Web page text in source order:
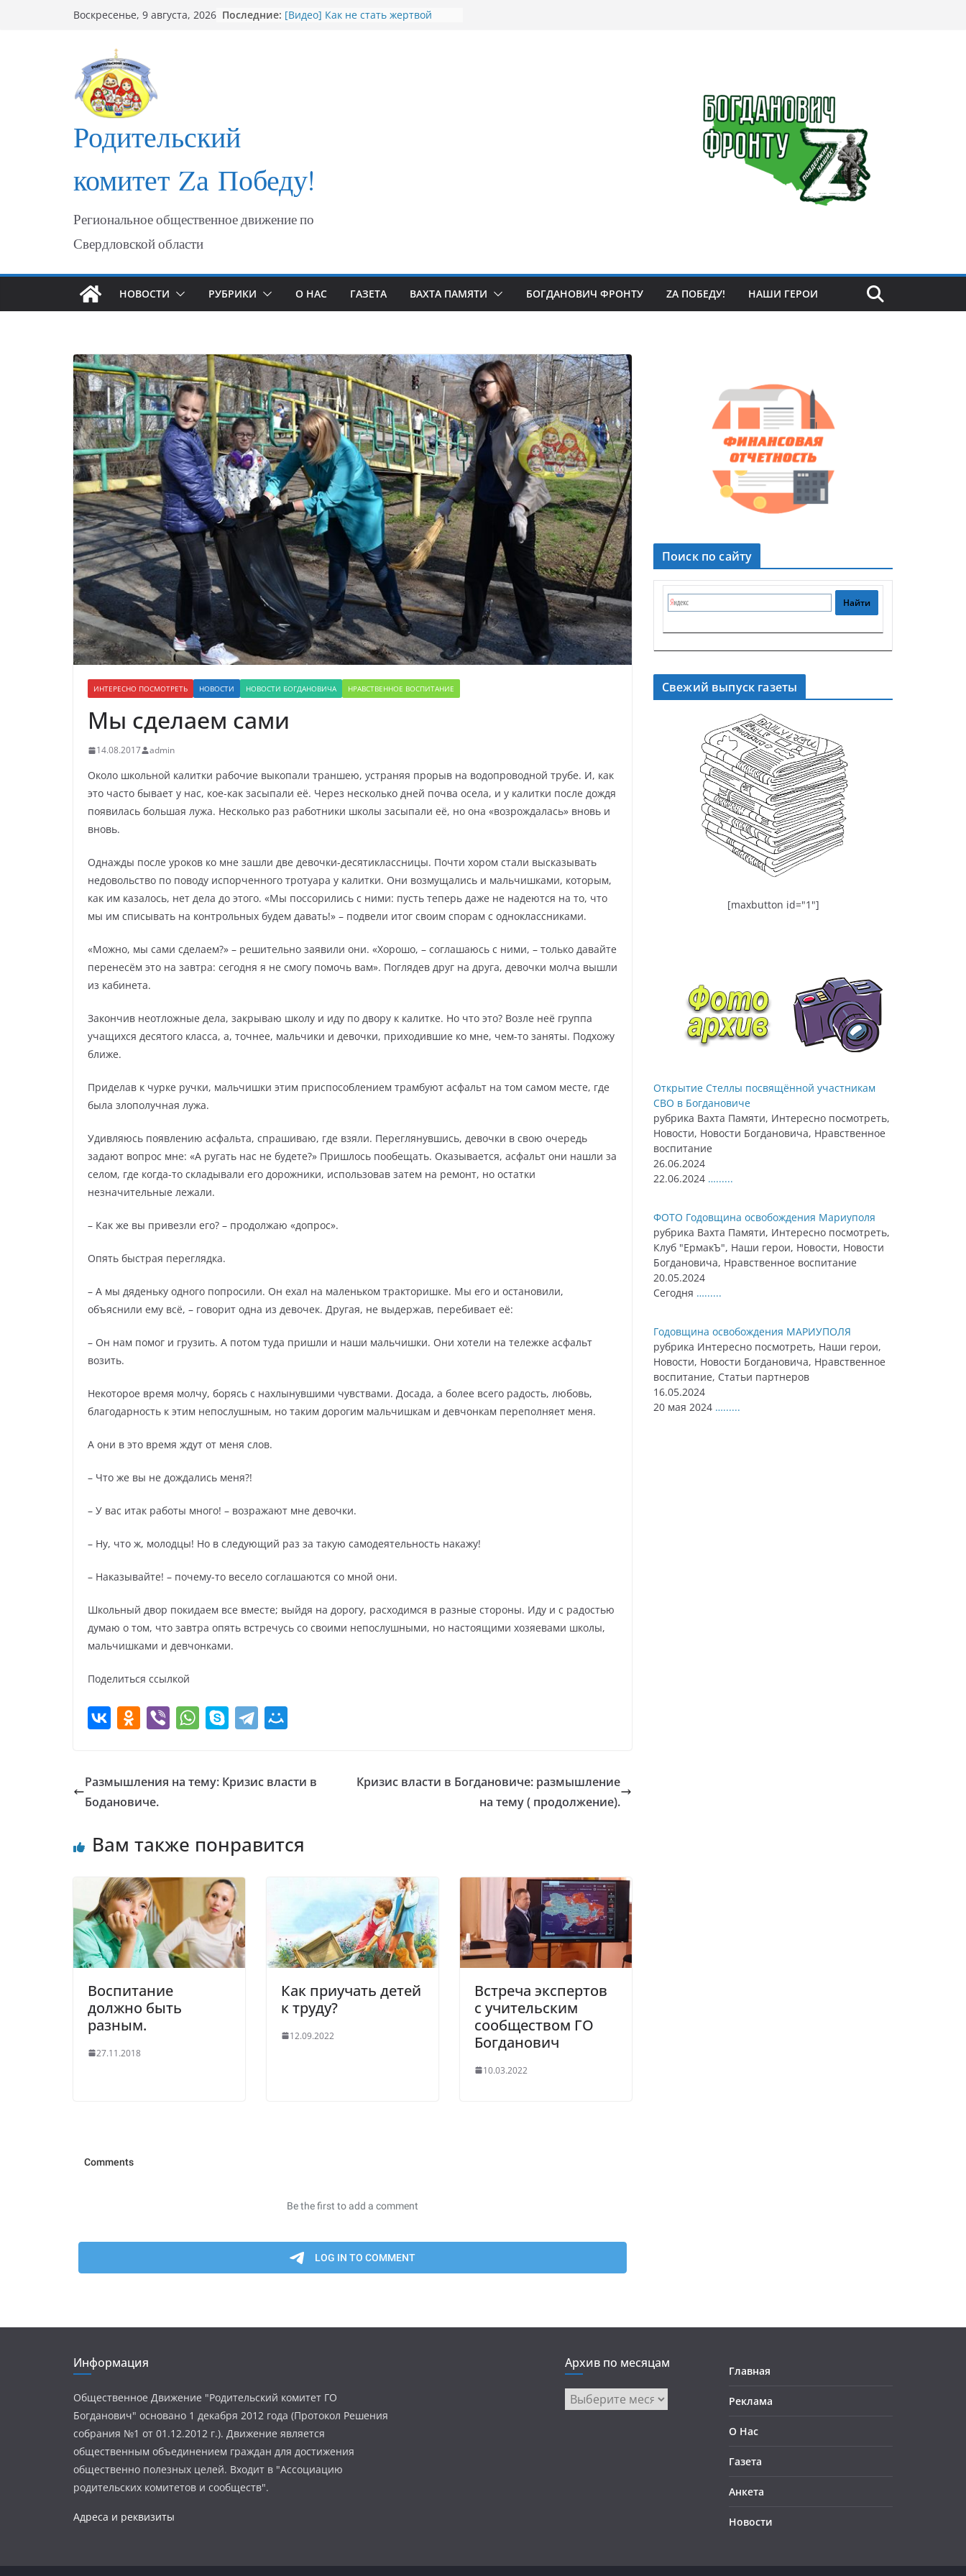
Воскресенье, 9 августа, 2026 Последние: [Видео] Как не стать жертвой
Родительский
комитет Zа Победу!
Региональное общественное движение по
Свердловской области
НОВОСТИ РУБРИКИ О НАС ГАЗЕТА ВАХТА ПАМЯТИ БОГДАНОВИЧ ФРОНТУ ZА ПОБЕДУ! НАШИ ГЕРОИ
ИНТЕРЕСНО ПОСМОТРЕТЬ НОВОСТИ НОВОСТИ БОГДАНОВИЧА НРАВСТВЕННОЕ ВОСПИТАНИЕ
Мы сделаем сами
14.08.2017 admin
Около школьной калитки рабочие выкопали траншею, устраняя прорыв на водопроводной трубе. И, как
это часто бывает у нас, кое-как засыпали её. Через несколько дней почва осела, и у калитки после дождя
появилась большая лужа. Несколько раз работники школы засыпали её, но она «возрождалась» вновь и
вновь.
Однажды после уроков ко мне зашли две девочки-десятиклассницы. Почти хором стали высказывать
недовольство по поводу испорченного тротуара у калитки. Они возмущались и мальчишками, которым,
как им казалось, нет дела до этого. «Мы поссорились с ними: пусть теперь даже не надеются на то, что
мы им списывать на контрольных будем давать!» – подвели итог своим спорам с одноклассниками.
«Можно, мы сами сделаем?» – решительно заявили они. «Хорошо, – соглашаюсь с ними, – только давайте
перенесём это на завтра: сегодня я не смогу помочь вам». Поглядев друг на друга, девочки молча вышли
из кабинета.
Закончив неотложные дела, закрываю школу и иду по двору к калитке. Но что это? Возле неё группа
учащихся десятого класса, а, точнее, мальчики и девочки, приходившие ко мне, чем-то заняты. Подхожу
ближе.
Приделав к чурке ручки, мальчишки этим приспособлением трамбуют асфальт на том самом месте, где
была злополучная лужа.
Удивляюсь появлению асфальта, спрашиваю, где взяли. Переглянувшись, девочки в свою очередь
задают вопрос мне: «А ругать нас не будете?» Пришлось пообещать. Оказывается, асфальт они нашли за
селом, где когда-то складывали его дорожники, использовав затем на ремонт, но остатки
незначительные лежали.
– Как же вы привезли его? – продолжаю «допрос».
Опять быстрая переглядка.
– А мы дяденьку одного попросили. Он ехал на маленьком тракторишке. Мы его и остановили,
объяснили ему всё, – говорит одна из девочек. Другая, не выдержав, перебивает её:
– Он нам помог и грузить. А потом туда пришли и наши мальчишки. Они хотели на тележке асфальт
возить.
Некоторое время молчу, борясь с нахлынувшими чувствами. Досада, а более всего радость, любовь,
благодарность к этим непослушным, но таким дорогим мальчишкам и девчонкам переполняет меня.
А они в это время ждут от меня слов.
– Что же вы не дождались меня?!
– У вас итак работы много! – возражают мне девочки.
– Ну, что ж, молодцы! Но в следующий раз за такую самодеятельность накажу!
– Наказывайте! – почему-то весело соглашаются со мной они.
Школьный двор покидаем все вместе; выйдя на дорогу, расходимся в разные стороны. Иду и с радостью
думаю о том, что завтра опять встречусь со своими непослушными, но настоящими хозяевами школы,
мальчишками и девчонками.
Поделиться ссылкой
Размышления на тему: Кризис власти в
Бодановиче.
Кризис власти в Богдановиче: размышление
на тему ( продолжение).
Вам также понравится
Воспитание
должно быть
разным.
27.11.2018
Как приучать детей
к труду?
12.09.2022
Встреча экспертов
с учительским
сообществом ГО
Богданович
10.03.2022
Поиск по сайту
Свежий выпуск газеты
[maxbutton id="1"]
Открытие Стеллы посвящённой участникам
СВО в Богдановиче
рубрика Вахта Памяти, Интересно посмотреть,
Новости, Новости Богдановича, Нравственное
воспитание
26.06.2024
22.06.2024 …......
ФОТО Годовщина освобождения Мариуполя
рубрика Вахта Памяти, Интересно посмотреть,
Клуб "ЕрмакЪ", Наши герои, Новости, Новости
Богдановича, Нравственное воспитание
20.05.2024
Сегодня …......
Годовщина освобождения МАРИУПОЛЯ
рубрика Интересно посмотреть, Наши герои,
Новости, Новости Богдановича, Нравственное
воспитание, Статьи партнеров
16.05.2024
20 мая 2024 …......
Информация
Общественное Движение "Родительский комитет ГО
Богданович" основано 1 декабря 2012 года (Протокол Решения
собрания №1 от 01.12.2012 г.). Движение является
общественным объединением граждан для достижения
общественно полезных целей. Входит в "Ассоциацию
родительских комитетов и сообществ".
Адреса и реквизиты
Архив по месяцам
Архив
по
Главная
Реклама
О Нас
Газета
Анкета
Новости